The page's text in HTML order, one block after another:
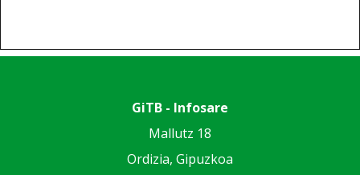
GiTB - Infosare
Mallutz 18
Ordizia, Gipuzkoa